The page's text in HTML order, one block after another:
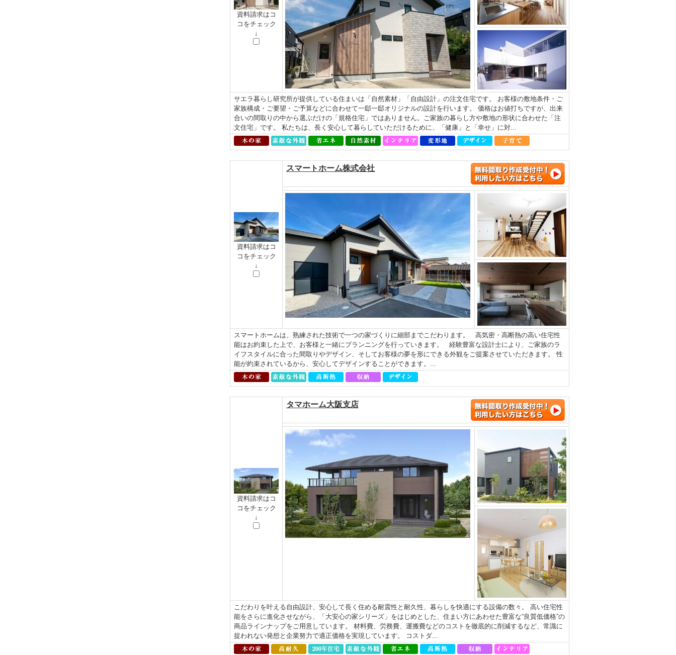
資料請求はコ
コをチェック
↓
サエラ暮らし研究所が提供している住まいは「自然素材」「自由設計」の注文住宅です。 お客様の敷地条件・ご
家族構成・ご要望・ご予算などに合わせて一邸一邸オリジナルの設計を行います。 価格はお値打ちですが、出来
合いの間取りの中から選ぶだけの「規格住宅」ではありません。ご家族の暮らし方や敷地の形状に合わせた「注
文住宅」です。 私たちは、長く安心して暮らしていただけるために、「健康」と「幸せ」に対...
資料請求はコ
コをチェック
↓
スマートホーム株式会社
スマートホームは、熟練された技術で一つの家づくりに細部までこだわります。 高気密・高断熱の高い住宅性
能はお約束した上で、お客様と一緒にプランニングを行っていきます。 経験豊富な設計士により、ご家族のラ
イフスタイルに合った間取りやデザイン、そしてお客様の夢を形にできる外観をご提案させていただきます。 性
能が約束されているから、安心してデザインすることができます。...
資料請求はコ
コをチェック
↓
タマホーム大阪支店
こだわりを叶える自由設計、安心して長く住める耐震性と耐久性、暮らしを快適にする設備の数々。 高い住宅性
能をさらに進化させながら、「大安心の家シリーズ」をはじめとした、住まい方にあわせた豊富な“良質低価格”の
商品ラインナップをご用意しています。 材料費、労務費、運搬費などのコストを徹底的に削減するなど、常識に
捉われない発想と企業努力で適正価格を実現しています。 コストダ...